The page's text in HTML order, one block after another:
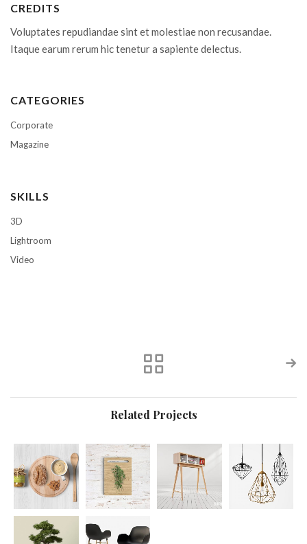
CREDITS
Voluptates repudiandae sint et molestiae non recusandae.
Itaque earum rerum hic tenetur a sapiente delectus.
CATEGORIES
Corporate
Magazine
SKILLS
3D
Lightroom
Video
Related Projects